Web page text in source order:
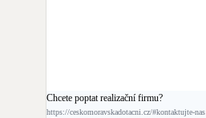
Chcete poptat realizační firmu?
https://ceskomoravskadotacni.cz/#kontaktujte-nas